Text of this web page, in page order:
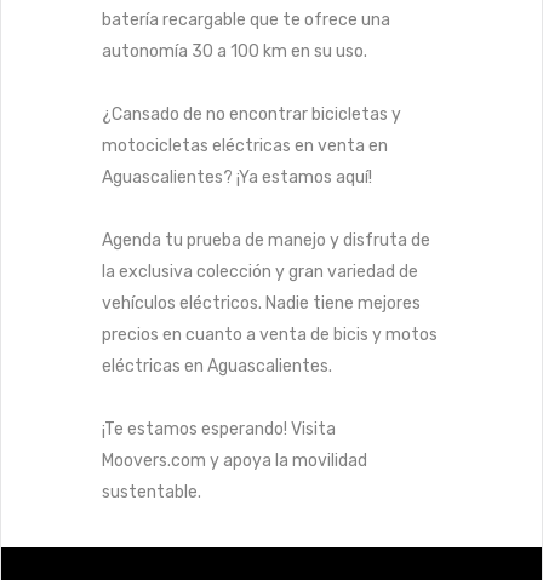
batería recargable que te ofrece una
autonomía 30 a 100 km en su uso.
¿Cansado de no encontrar bicicletas y
motocicletas eléctricas en venta en
Aguascalientes? ¡Ya estamos aquí!
Agenda tu prueba de manejo y disfruta de
la exclusiva colección y gran variedad de
vehículos eléctricos. Nadie tiene mejores
precios en cuanto a venta de bicis y motos
eléctricas en Aguascalientes.
¡Te estamos esperando! Visita
Moovers.com y apoya la movilidad
sustentable.